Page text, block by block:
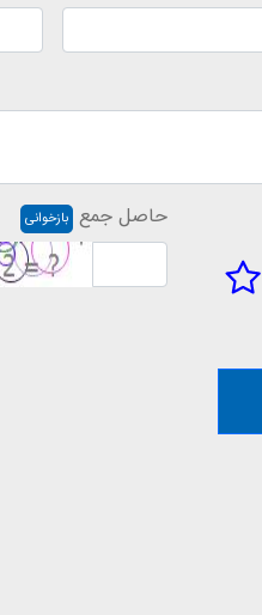
حاصل جمع بازخوانی